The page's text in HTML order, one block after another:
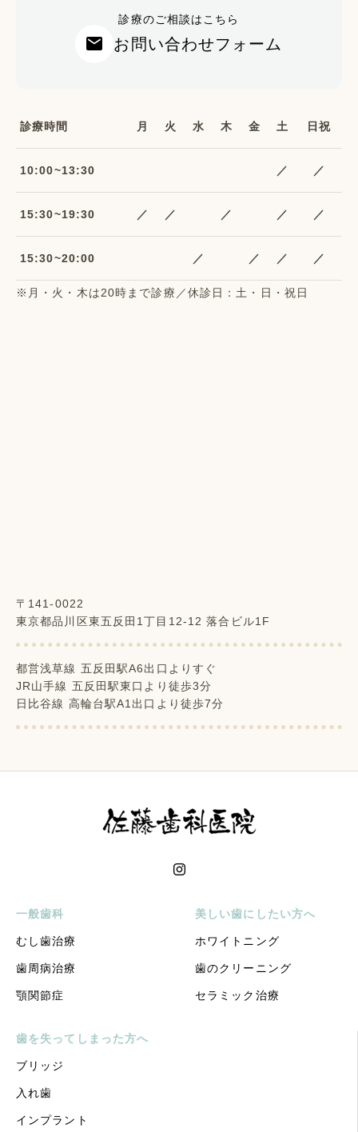
診療のご相談はこちら
mail お問い合わせフォーム
診療時間 月 火 水 木 金 土 日祝
10:00~13:30 ／ ／
15:30~19:30 ／ ／ ／ ／ ／
15:30~20:00 ／ ／ ／ ／
※月・火・木は20時まで診療／休診日：土・日・祝日
〒141-0022
東京都品川区東五反田1丁目12-12 落合ビル1F
都営浅草線 五反田駅A6出口よりすぐ
JR山手線 五反田駅東口より徒歩3分
日比谷線 高輪台駅A1出口より徒歩7分
一般歯科
むし歯治療
歯周病治療
顎関節症
美しい歯にしたい方へ
ホワイトニング
歯のクリーニング
セラミック治療
歯を失ってしまった方へ
ブリッジ
入れ歯
インプラント